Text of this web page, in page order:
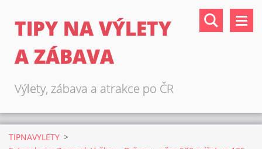
TIPY NA VÝLETY
A ZÁBAVA
Výlety, zábava a atrakce po ČR
TIPNAVYLETY >